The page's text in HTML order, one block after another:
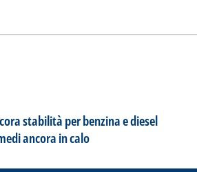
stabilità per benzina e diesel
ancora in calo